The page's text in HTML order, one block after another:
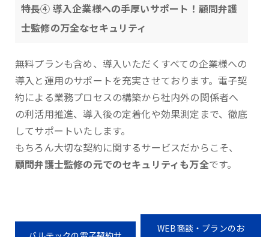
特長④ 導入企業様への手厚いサポート！顧問弁護
士監修の万全なセキュリティ
無料プランも含め、導入いただくすべての企業様への
導入と運用のサポートを充実させております。電子契
約による業務プロセスの構築から社内外の関係者へ
の利活用推進、導入後の定着化や効果測定まで、徹底
してサポートいたします。
もちろん大切な契約に関するサービスだからこそ、
顧問弁護士監修の元でのセキュリティも万全です。
WEB商談・プランのお